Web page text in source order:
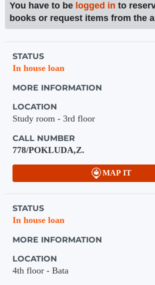
You have to be logged in to
books or request items from the
Holdings details from Knihovna UTB
STATUS
In house loan
MORE INFORMATION
LOCATION
Study room - 3rd floor
CALL NUMBER
778/POKLUDA,Z.
MAP IT
STATUS
In house loan
MORE INFORMATION
LOCATION
4th floor - Bata